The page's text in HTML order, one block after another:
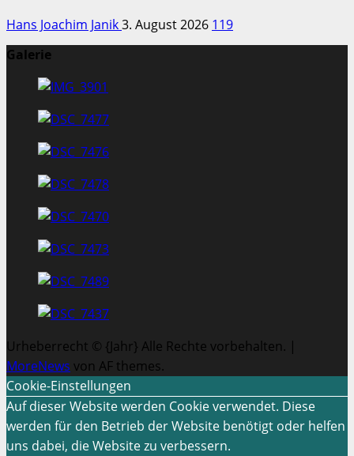
Hans Joachim Janik3. August 2026 119
Galerie
Urheberrecht © {Jahr} Alle Rechte vorbehalten. |
MoreNews von AF themes.
Cookie-Einstellungen
Auf dieser Website werden Cookie verwendet. Diese
werden für den Betrieb der Website benötigt oder helfen
uns dabei, die Website zu verbessern.